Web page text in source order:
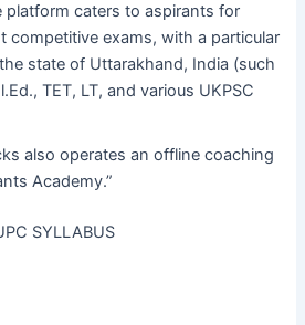
platform caters to aspirants for
competitive exams, with a particular
state of Uttarakhand, India (such
TET, LT, and various UKPSC
also operates an offline coaching
Academy.”
SYLLABUS